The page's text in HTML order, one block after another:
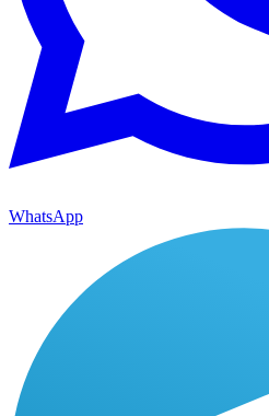
WhatsApp